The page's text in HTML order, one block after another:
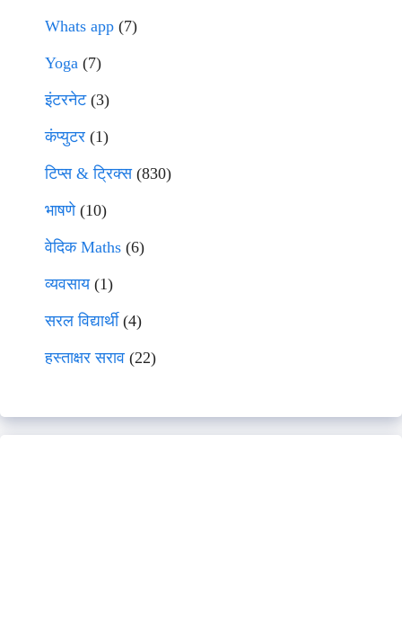
Whats app (7)
Yoga (7)
इंटरनेट(3)
कंप्युटर (1)
टिप्स & ट्रिक्स(830)
भाषणे(10)
वेदिक Maths (6)
व्यवसाय(1)
सरल विद्यार्थी(4)
हस्ताक्षर सराव (22)